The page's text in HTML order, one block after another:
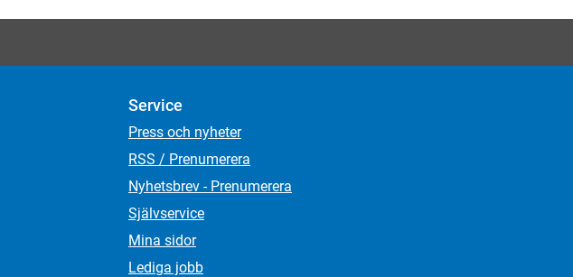
Service
Press och nyheter
RSS / Prenumerera
Nyhetsbrev - Prenumerera
Självservice
Mina sidor
Lediga jobb